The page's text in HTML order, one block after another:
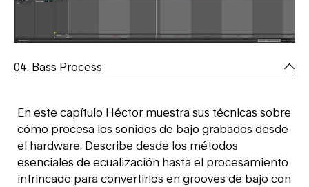
04. Bass Process
En este capítulo Héctor muestra sus técnicas sobre
cómo procesa los sonidos de bajo grabados desde
el hardware. Describe desde los métodos
esenciales de ecualización hasta el procesamiento
intrincado para convertirlos en grooves de bajo con